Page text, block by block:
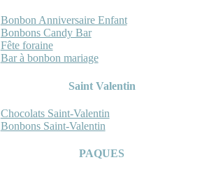
Bonbon Anniversaire Enfant
Bonbons Candy Bar
Fête foraine
Bar à bonbon mariage
Saint Valentin
Chocolats Saint-Valentin
Bonbons Saint-Valentin
PAQUES